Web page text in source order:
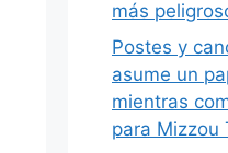
más
Postes y
asume un
mientras
para Mizzou